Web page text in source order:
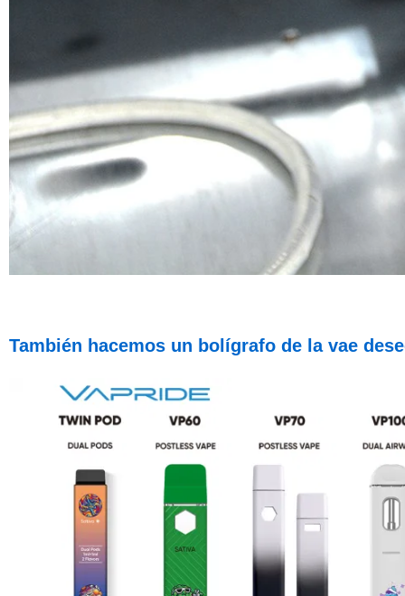
También hacemos un bolígrafo de la vae